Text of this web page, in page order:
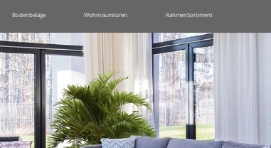
Bodenbeläge Wohnraumtüren RahmenSortiment